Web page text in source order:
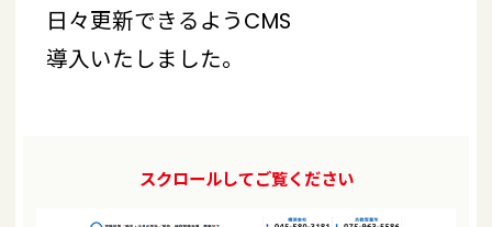
日々更新できるようCMS
導入いたしました。